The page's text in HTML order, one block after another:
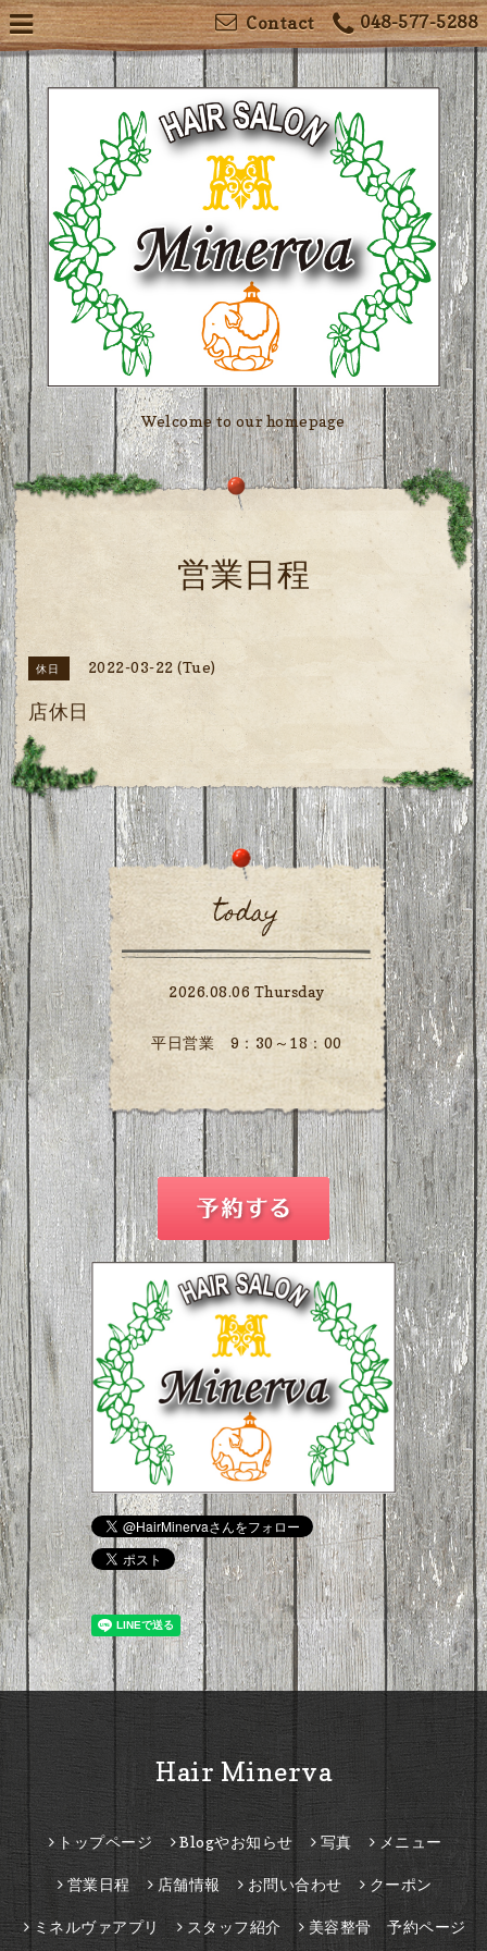
048-577-5288
Contact
Welcome to our homepage
営業日程
休日 2022-03-22 (Tue)
店休日
today
2026.08.06 Thursday
平日営業 9：30～18：00
Hair Minerva
トップページ Blogやお知らせ 写真 メニュー
営業日程 店舗情報 お問い合わせ クーポン
ミネルヴァアプリ スタッフ紹介 美容整骨 予約ページ